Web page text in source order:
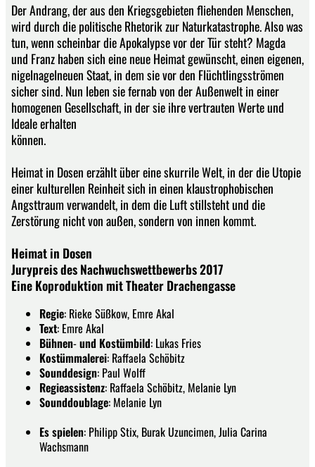
Der Andrang, der aus den Kriegsgebieten fliehenden Menschen,
wird durch die politische Rhetorik zur Naturkatastrophe. Also was
tun, wenn scheinbar die Apokalypse vor der Tür steht? Magda
und Franz haben sich eine neue Heimat gewünscht, einen eigenen,
nigelnagelneuen Staat, in dem sie vor den Flüchtlingsströmen
sicher sind. Nun leben sie fernab von der Außenwelt in einer
homogenen Gesellschaft, in der sie ihre vertrauten Werte und
Ideale erhalten
können.
Heimat in Dosen erzählt über eine skurrile Welt, in der die Utopie
einer kulturellen Reinheit sich in einen klaustrophobischen
Angsttraum verwandelt, in dem die Luft stillsteht und die
Zerstörung nicht von außen, sondern von innen kommt.
Heimat in Dosen
Jurypreis des Nachwuchswettbewerbs 2017
Eine Koproduktion mit Theater Drachengasse
Regie: Rieke Süßkow, Emre Akal
Text: Emre Akal
Bühnen-und Kostümbild: Lukas Fries
Kostümmalerei: Raffaela Schöbitz
Sounddesign: Paul Wolff
Regieassistenz: Raffaela Schöbitz, Melanie Lyn
Sounddoublage: Melanie Lyn
Es spielen: Philipp Stix, Burak Uzuncimen, Julia Carina
Wachsmann